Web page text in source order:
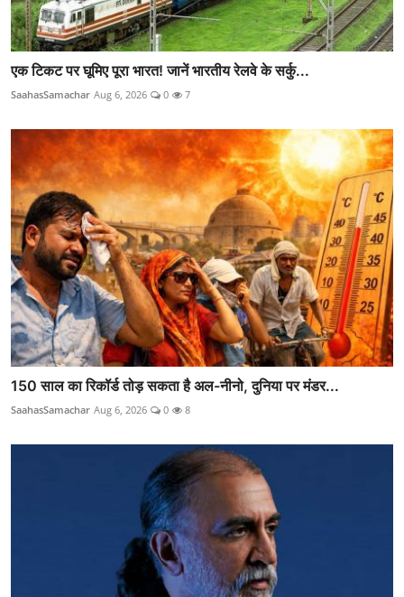
एक टिकट पर घूमिए पूरा भारत! जानें भारतीय रेलवे के सर्कु...
SaahasSamachar Aug 6, 2026 0 7
150 साल का रिकॉर्ड तोड़ सकता है अल-नीनो, दुनिया पर मंडर...
SaahasSamachar Aug 6, 2026 0 8